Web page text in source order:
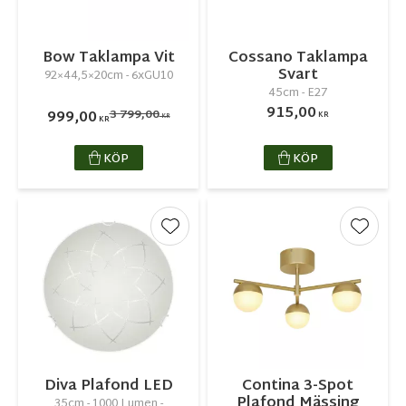
Bow Taklampa Vit
92×44,5×20cm - 6xGU10
999,00KR3 799,00KR
KÖP
Cossano Taklampa
Svart
45cm - E27
915,00KR
KÖP
Diva Plafond LED
Lägg till i favoriter
Contina 3-Spot
Lägg